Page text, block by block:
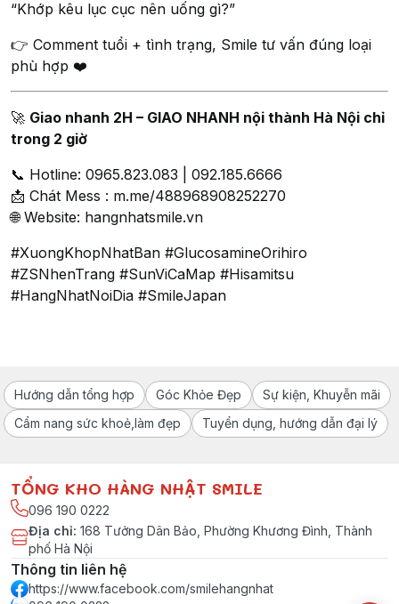
“Khớp kêu lục cục nên uống gì?”
👉 Comment tuổi + tình trạng, Smile tư vấn đúng loại
phù hợp ❤️
🚀 Giao nhanh 2H – GIAO NHANH nội thành Hà Nội chỉ
trong 2 giờ
📞 Hotline: 0965.823.083 | 092.185.6666
📩 Chát Mess : m.me/488968908252270
🌐 Website: hangnhatsmile.vn
#XuongKhopNhatBan #GlucosamineOrihiro
#ZSNhenTrang #SunViCaMap #Hisamitsu
#HangNhatNoiDia #SmileJapan
Hướng dẫn tổng hợp Góc Khỏe Đẹp
Sự kiện, Khuyễn mãi
Cẩm nang sức khoẻ,làm đẹp
Tuyển dụng, hướng dẫn đại lý
TỔNG KHO HÀNG NHẬT SMILE
096 190 0222
Địa chỉ: 168 Tưởng Dân Bảo, Phường Khương Đình, Thành
phố Hà Nội
Thông tin liên hệ
https://www.facebook.com/smilehangnhat